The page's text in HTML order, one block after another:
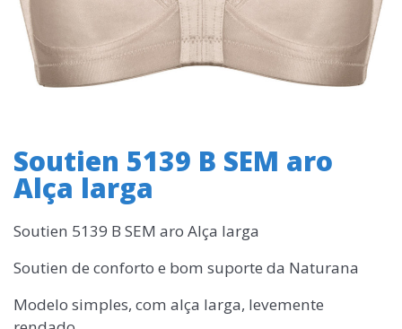
Soutien 5139 B SEM aro
Alça larga
Soutien 5139 B SEM aro Alça larga
Soutien de conforto e bom suporte da Naturana
Modelo simples, com alça larga, levemente